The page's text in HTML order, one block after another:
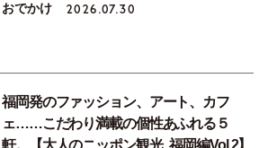
おでかけ 2026.07.30
福岡発のファッション、アート、カフ
ェ……こだわり満載の個性あふれる５
軒。【大人のニッポン観光_福岡編Vol.2】